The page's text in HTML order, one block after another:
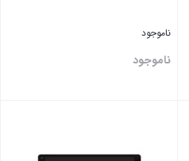
ناموجود
ناموجود